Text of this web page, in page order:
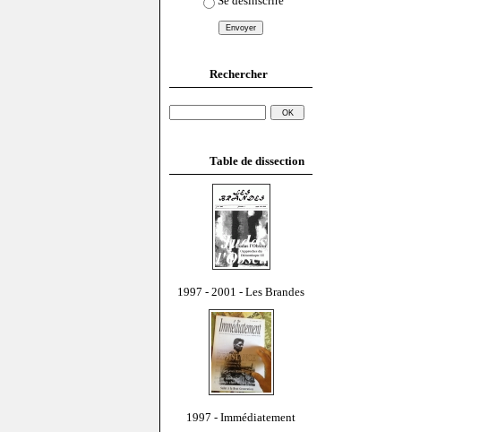
Rechercher
Table de dissection
1997 - 2001 - Les Brandes
1997 - Immédiatement